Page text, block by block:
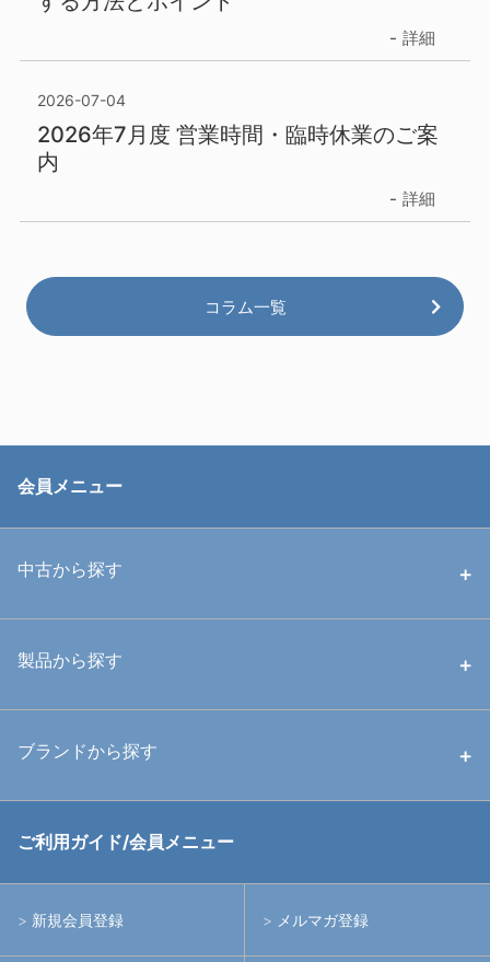
詳細
2026-07-04
2026年7月度 営業時間・臨時休業のご案
内
詳細
コラム一覧
会員メニュー
中古から探す
中古ハウジング
中古アームシステム
製品から探す
ハウジング
ブランドから探す
RGBlue
イノン
ご利用ガイド/会員メニュー
新規会員登録 メルマガ登録